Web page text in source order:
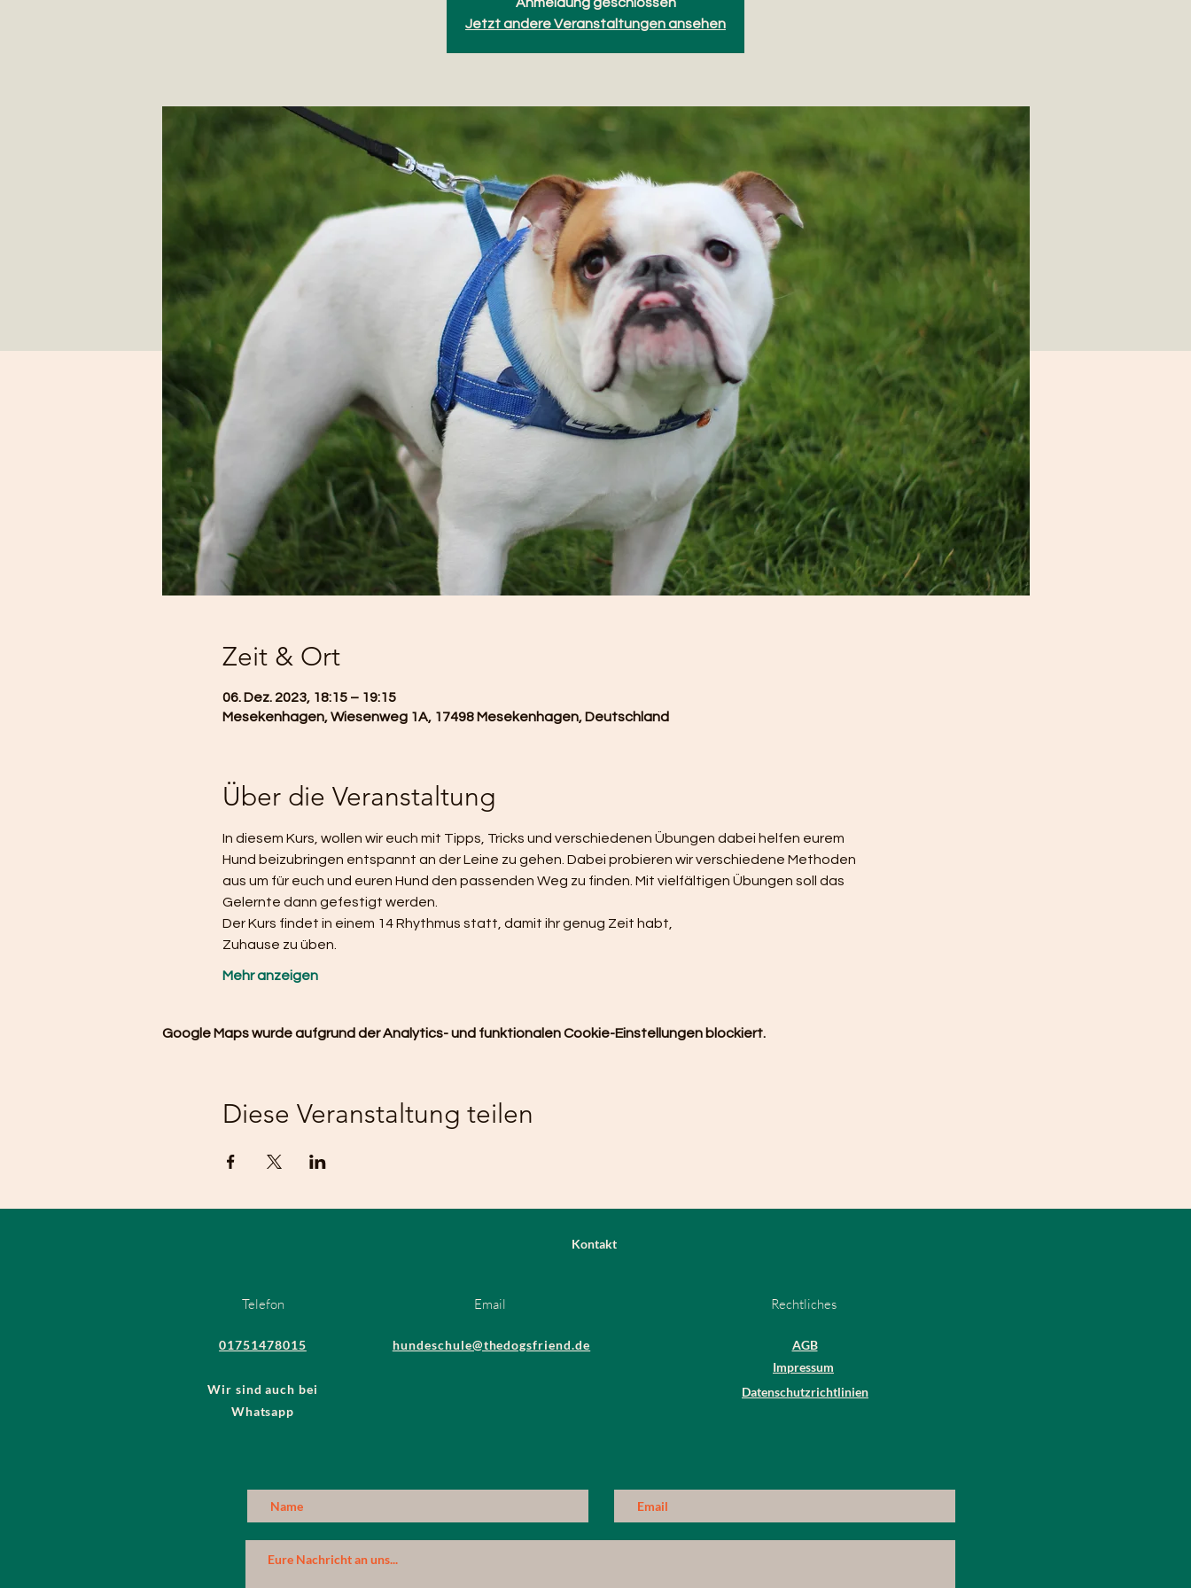
Jetzt andere Veranstaltungen ansehen
Zeit & Ort
06. Dez. 2023, 18:15 – 19:15
Mesekenhagen, Wiesenweg 1A, 17498 Mesekenhagen, Deutschland
Über die Veranstaltung
In diesem Kurs, wollen wir euch mit Tipps, Tricks und verschiedenen Übungen dabei helfen eurem
Hund beizubringen entspannt an der Leine zu gehen. Dabei probieren wir verschiedene Methoden
aus um für euch und euren Hund den passenden Weg zu finden. Mit vielfältigen Übungen soll das
Gelernte dann gefestigt werden.
Der Kurs findet in einem 14 Rhythmus statt, damit ihr genug Zeit habt,
Zuhause zu üben.
Mehr anzeigen
Google Maps wurde aufgrund der Analytics- und funktionalen Cookie-Einstellungen blockiert.
Diese Veranstaltung teilen
Kontakt
Telefon
01751478015
Wir sind auch bei
Whatsapp
Email
hundeschule@thedogsfriend.de
Rechtliches
AGB
Impressum
Datenschutzrichtlinien